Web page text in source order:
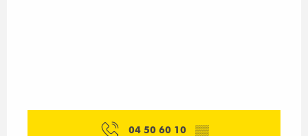
04 50 60 10 ▒▒